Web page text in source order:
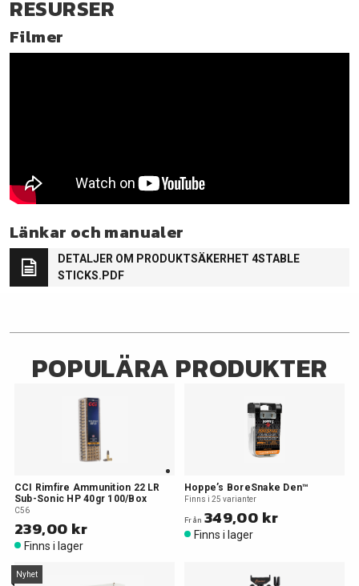
RESURSER
Filmer
Länkar och manualer
DETALJER OM PRODUKTSÄKERHET 4STABLE
STICKS.PDF
POPULÄRA PRODUKTER
CCI Rimfire Ammunition 22 LR
Sub-Sonic HP 40gr 100/Box
C56
239,00 kr
Finns i lager
Hoppe’s BoreSnake Den™
Finns i 25 varianter
Från 349,00 kr
Finns i lager
Nyhet